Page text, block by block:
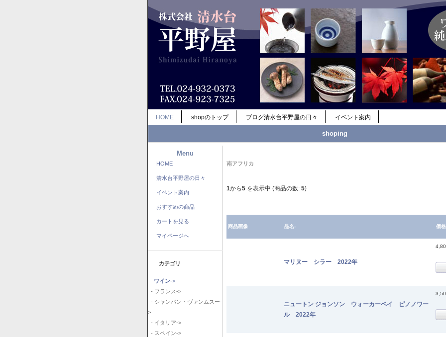
HOME shopのトップ ブログ清水台平野屋の日々 イベント案内
shoping
Menu
HOME
清水台平野屋の日々
イベント案内
おすすめの商品
カートを見る
マイページへ
カテゴリ
ワイン->
- フランス->
- シャンパン・ヴァンムスー-
>
- イタリア->
- スペイン->
南アフリカ
1から5 を表示中 (商品の数: 5)
商品画像 品名- 価格
マリヌー シラー 2022年
ニュートン ジョンソン ウォーカーベイ ピノノワー
ル 2022年